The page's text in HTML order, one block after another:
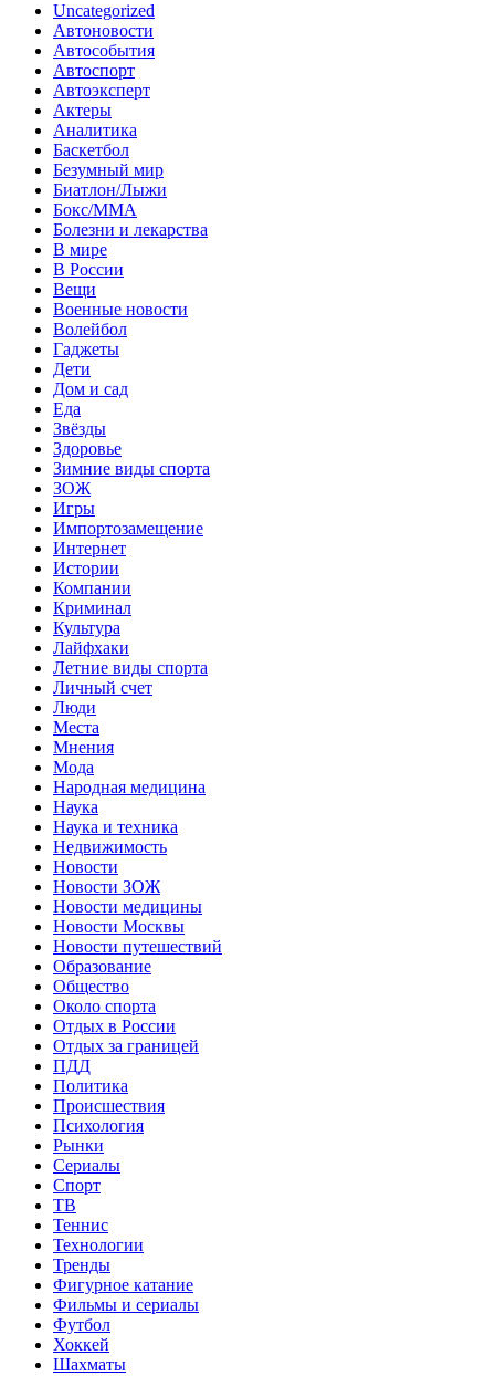
Uncategorized
Автоновости
Автособытия
Автоспорт
Автоэксперт
Актеры
Аналитика
Баскетбол
Безумный мир
Биатлон/Лыжи
Бокс/MMA
Болезни и лекарства
В мире
В России
Вещи
Военные новости
Волейбол
Гаджеты
Дети
Дом и сад
Еда
Звёзды
Здоровье
Зимние виды спорта
ЗОЖ
Игры
Импортозамещение
Интернет
Истории
Компании
Криминал
Культура
Лайфхаки
Летние виды спорта
Личный счет
Люди
Места
Мнения
Мода
Народная медицина
Наука
Наука и техника
Недвижимость
Новости
Новости ЗОЖ
Новости медицины
Новости Москвы
Новости путешествий
Образование
Общество
Около спорта
Отдых в России
Отдых за границей
ПДД
Политика
Происшествия
Психология
Рынки
Сериалы
Спорт
ТВ
Теннис
Технологии
Тренды
Фигурное катание
Фильмы и сериалы
Футбол
Хоккей
Шахматы